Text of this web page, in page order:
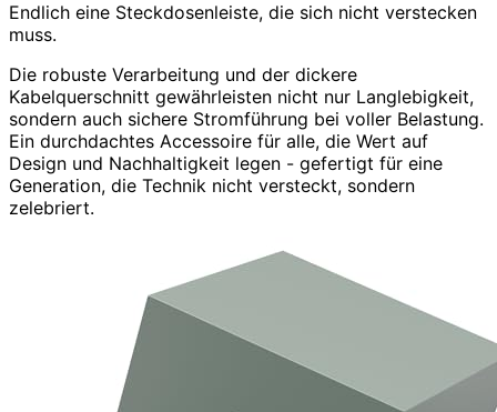
Endlich eine Steckdosenleiste, die sich nicht verstecken
muss.
Die robuste Verarbeitung und der dickere
Kabelquerschnitt gewährleisten nicht nur Langlebigkeit,
sondern auch sichere Stromführung bei voller Belastung.
Ein durchdachtes Accessoire für alle, die Wert auf
Design und Nachhaltigkeit legen - gefertigt für eine
Generation, die Technik nicht versteckt, sondern
zelebriert.